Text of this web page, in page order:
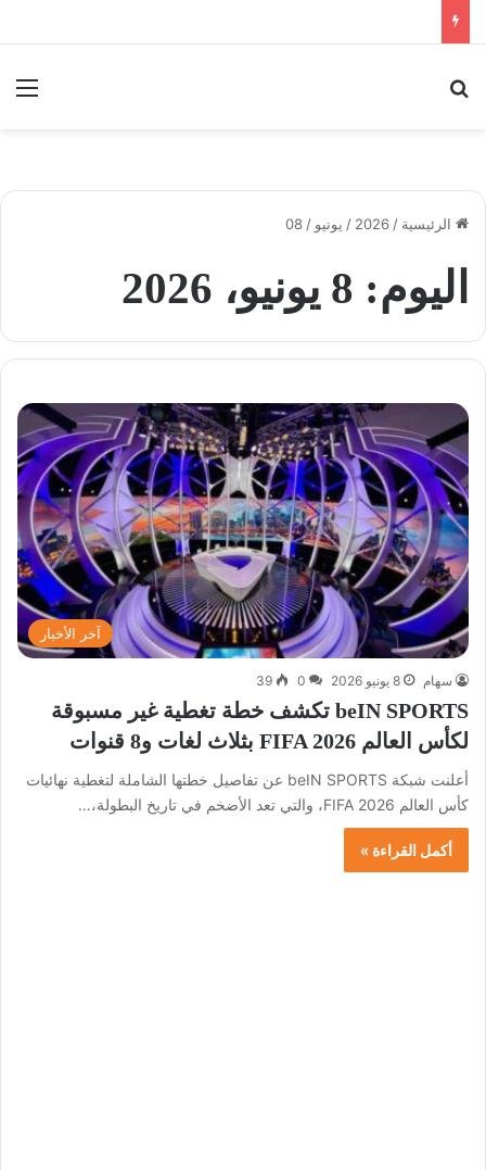
الرئيسية /
2026
/ يونيو /
08
اليوم: 8 يونيو، 2026
آخر الأخبار
سهام 8 يونيو 2026 0
39
beIN SPORTS تكشف خطة تغطية غير مسبوقة
لكأس العالم FIFA 2026 بثلاث لغات و8 قنوات
أعلنت شبكة beIN SPORTS عن تفاصيل خطتها الشاملة لتغطية نهائيات
كأس العالم FIFA 2026، والتي تعد الأضخم في تاريخ البطولة،…
أكمل القراءة »